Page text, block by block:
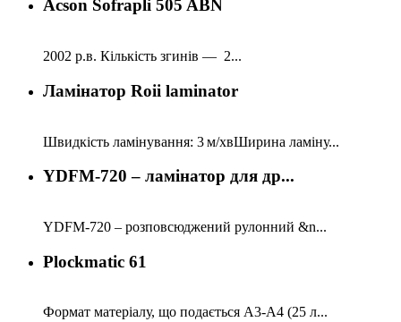
Acson Sofrapli 505 ABN
2002 р.в. Кількість згинів — 2...
Ламінатор Roii laminator
Швидкість ламінування: 3 м/хвШирина ламіну...
YDFM-720 – ламінатор для др...
YDFM-720 – розповсюджений рулонний &n...
Plockmatic 61
Формат матеріалу, що подається А3-А4 (25 л...